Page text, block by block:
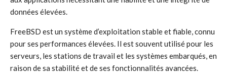
données élevées.
FreeBSD est un système d’exploitation stable et fiable, connu
pour ses performances élevées. Il est souvent utilisé pour les
serveurs, les stations de travail et les systèmes embarqués, en
raison de sa stabilité et de ses fonctionnalités avancées.